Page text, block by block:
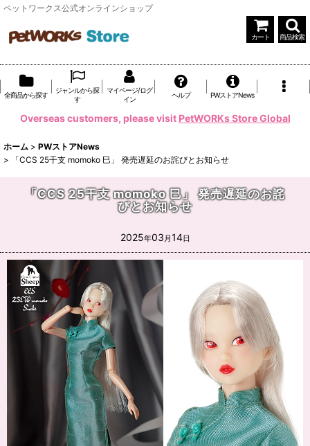
ペットワークス公式オンラインショップ
カート 商品検索
全商品から探す
ジャンルから探
す
マイページ/ログ
イン
ヘルプ PWストアNews
Overseas customers, please visit PetWORKs Store Global
ホーム > PWストアNews
>
「CCS 25干支 momoko 巳」 発売遅延のお詫びとお知らせ
「CCS 25干支 momoko 巳」 発売遅延のお詫
びとお知らせ
2025年03 月14日